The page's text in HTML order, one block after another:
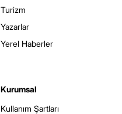
Turizm
Yazarlar
Yerel Haberler
Kurumsal
Kullanım Şartları